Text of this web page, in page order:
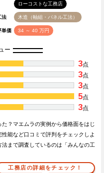
ローコストな工務店
法 木造（軸組・パネル工法）
単価 34 ～ 40 万円
ー
3点
3点
3点
5点
3点
？マエムラの実例から価格面をはじ
能など口コミで評判をチェックしよ
まで調査しているのは「みんなの工
工務店の詳細をチェック！